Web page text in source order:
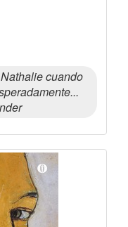
cuando